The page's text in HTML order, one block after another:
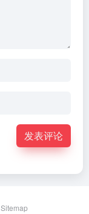
发表评论
Sitemap